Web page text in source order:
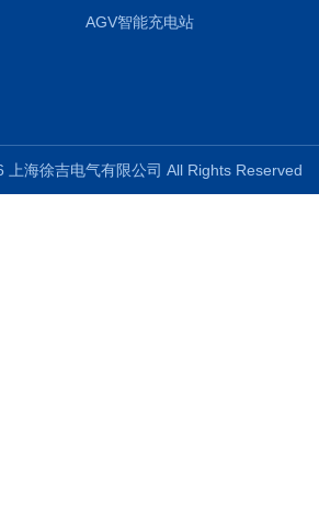
AGV智能充电站
上海徐吉电气有限公司 All Rights